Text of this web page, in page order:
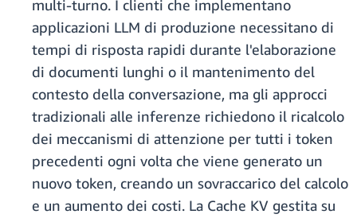
multi-turno. I clienti che implementano
applicazioni LLM di produzione necessitano di
tempi di risposta rapidi durante l'elaborazione
di documenti lunghi o il mantenimento del
contesto della conversazione, ma gli approcci
tradizionali alle inferenze richiedono il ricalcolo
dei meccanismi di attenzione per tutti i token
precedenti ogni volta che viene generato un
nuovo token, creando un sovraccarico del calcolo
e un aumento dei costi. La Cache KV gestita su